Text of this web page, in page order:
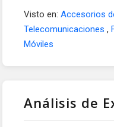
Visto en: Accesorios
Telecomunicaciones ,
Móviles
Análisis de